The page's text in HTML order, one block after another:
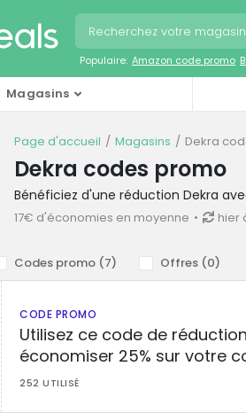
Populaire: Amazon code promo
Magasins
Page d'accueil Magasins Dekra
Dekra codes promo
Bénéficiez d'une réduction Dekra
17€ d'économies en moyenne hier
Codes promo (7) Offres (0)
CODE PROMO
Utilisez ce code de
économiser 25% sur votre
252 UTILISÉ